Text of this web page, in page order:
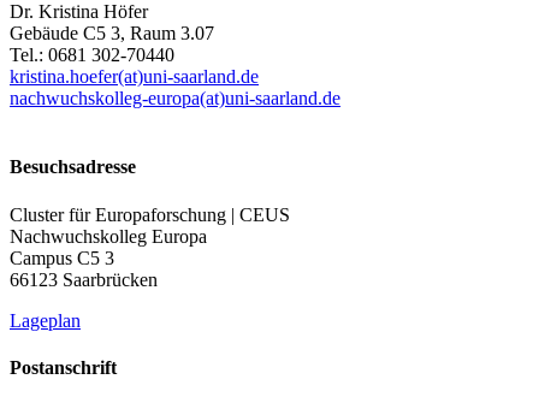
Dr. Kristina Höfer
Gebäude C5 3, Raum 3.07
Tel.: 0681 302-70440
kristina.hoefer(at)uni-saarland.de
nachwuchskolleg-europa(at)uni-saarland.de
Besuchsadresse
Cluster für Europaforschung | CEUS
Nachwuchskolleg Europa
Campus C5 3
66123 Saarbrücken
Lageplan
Postanschrift